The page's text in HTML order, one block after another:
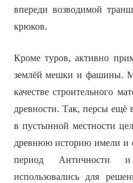
впереди возводимой
крюков.
Кроме туров, активно
землёй мешки и фашины.
качестве строительного
древности. Так, персы
в пустынной местности
древнюю историю имели
период Античности
использовались для